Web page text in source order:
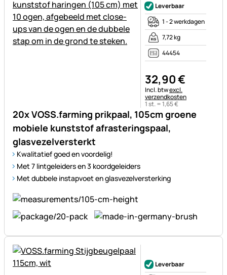
20x VOSS.farming prikpaal, 105cm groene
mobiele kunststof afrasteringspaal,
glasvezelversterkt
Kwalitatief goed en voordelig!
Met 7 lintgeleiders en 3 koordgeleiders
Met dubbele instapvoet en glasvezelversterking
Leverbaar
1 - 2 werkdagen
7,72 kg
44454
32,90€
Belastinginformatie:
Incl. btwexcl.
verzendkosten
1 st. =1,65€
Leverbaar